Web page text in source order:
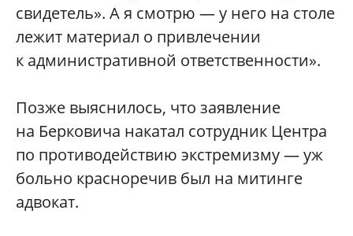
свидетель». А я смотрю — у него на столе
лежит материал о привлечении
к административной ответственности».
Позже выяснилось, что заявление
на Берковича накатал сотрудник Центра
по противодействию экстремизму — уж
больно красноречив был на митинге
адвокат.